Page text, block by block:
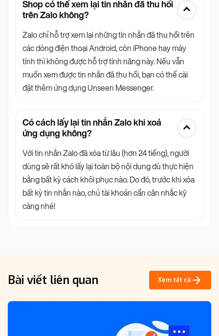
Shop có thể xem lại tin nhắn đã thu hồi
trên Zalo không?
Zalo chỉ hỗ trợ xem lại những tin nhắn đã thu hồi trên
các dòng điện thoại Android, còn iPhone hay máy
tính thì không được hỗ trợ tính năng này. Nếu vẫn
muốn xem được tin nhắn đã thu hồi, bạn có thể cài
đặt thêm ứng dụng Unseen Messenger.
Có cách lấy lại tin nhắn Zalo khi xoá
ứng dụng không?
Với tin nhắn Zalo đã xóa từ lâu (hơn 24 tiếng), người
dùng sẽ rất khó lấy lại toàn bộ nội dung dù thực hiện
bằng bất kỳ cách khôi phục nào. Do đó, trước khi xóa
bất kỳ tin nhắn nào, chủ tài khoản cần cân nhắc kỹ
càng nhé!
Bài viết liên quan Xem tất cả